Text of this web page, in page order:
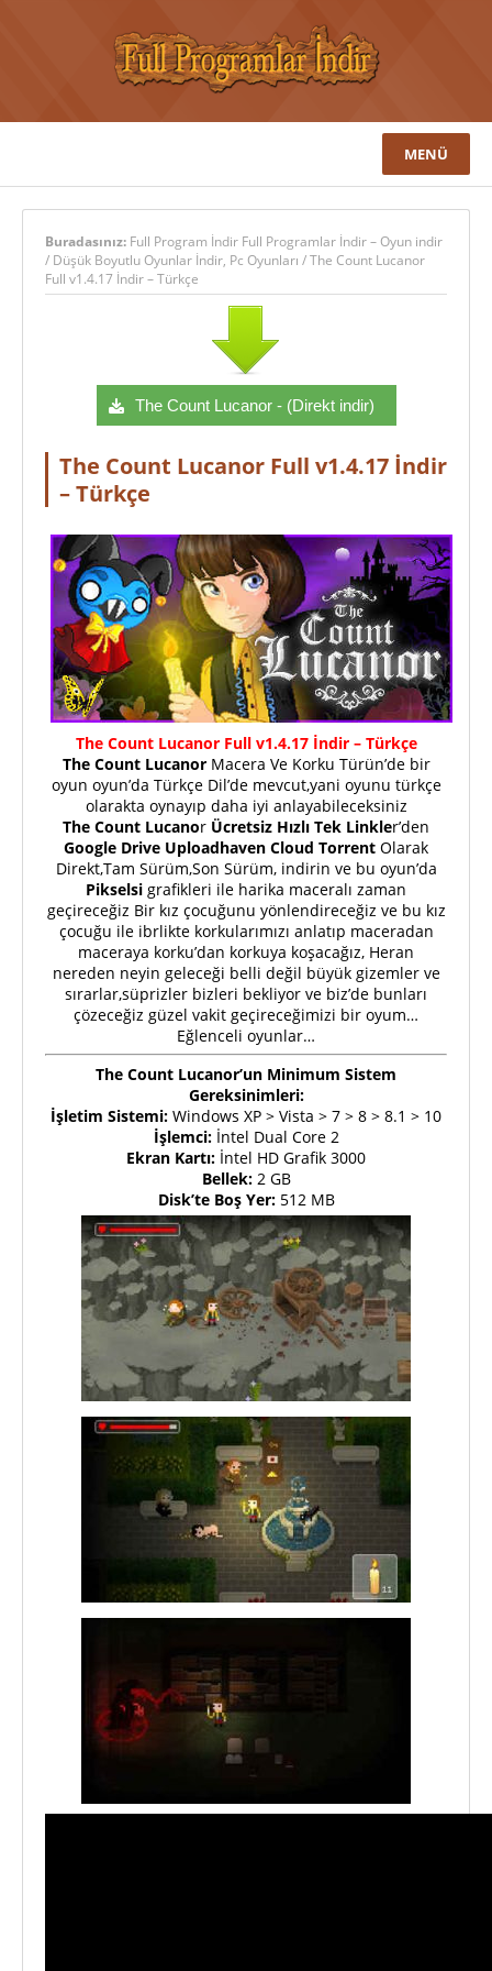
MENÜ
Buradasınız: Full Program İndir Full Programlar İndir – Oyun indir
/ Düşük Boyutlu Oyunlar İndir, Pc Oyunları /The Count Lucanor
Full v1.4.17 İndir – Türkçe
The Count Lucanor - (Direkt indir)
The Count Lucanor Full v1.4.17 İndir
– Türkçe
The Count Lucanor Full v1.4.17 İndir – Türkçe
The Count LucanorMacera Ve Korku Türün’de bir
oyun oyun’da Türkçe Dil’de mevcut,yani oyunu türkçe
olarakta oynayıp daha iyi anlayabileceksiniz
The Count Lucanor Ücretsiz Hızlı Tek Linkler’den
Google Drive Uploadhaven Cloud Torrent Olarak
Direkt,Tam Sürüm,Son Sürüm, indirin ve bu oyun’da
Pikselsi grafikleri ile harika maceralı zaman
geçireceğiz Bir kız çocuğunu yönlendireceğiz ve bu kız
çocuğu ile ibrlikte korkularımızı anlatıp maceradan
maceraya korku’dan korkuya koşacağız, Heran
nereden neyin geleceği belli değil büyük gizemler ve
sırarlar,süprizler bizleri bekliyor ve biz’de bunları
çözeceğiz güzel vakit geçireceğimizi bir oyum…
Eğlenceli oyunlar…
The Count Lucanor’un Minimum Sistem
Gereksinimleri:
İşletim Sistemi: Windows XP > Vista > 7 > 8 > 8.1 > 10
İşlemci:İntel Dual Core 2
Ekran Kartı: İntel HD Grafik 3000
Bellek:2 GB
Disk’te Boş Yer:512 MB